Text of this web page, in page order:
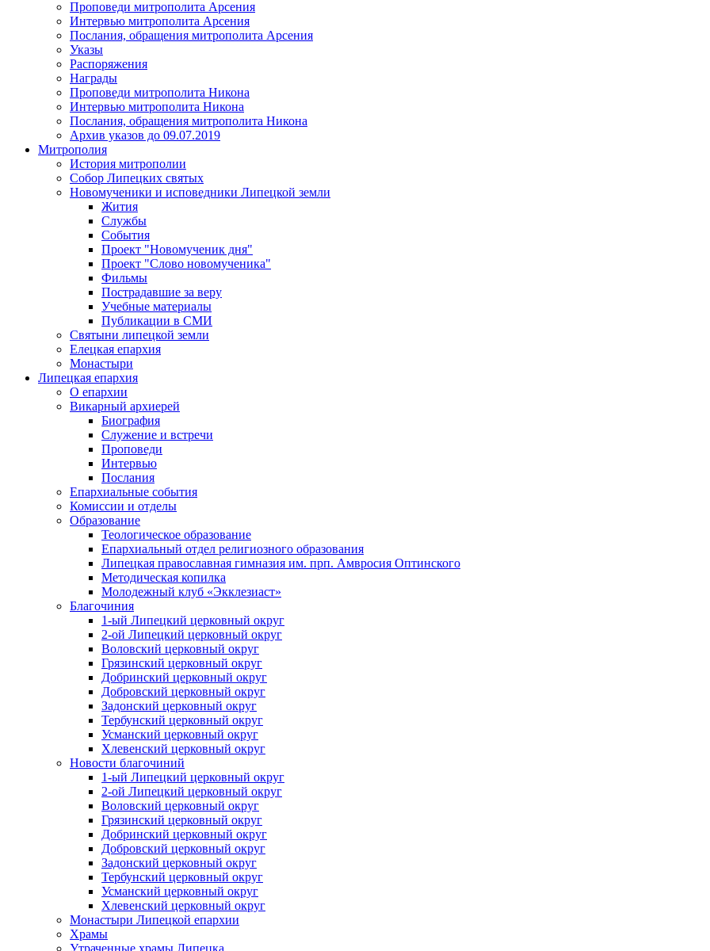
Проповеди митрополита Арсения
Интервью митрополита Арсения
Послания, обращения митрополита Арсения
Указы
Распоряжения
Награды
Проповеди митрополита Никона
Интервью митрополита Никона
Послания, обращения митрополита Никона
Архив указов до 09.07.2019
Митрополия
История митрополии
Собор Липецких святых
Новомученики и исповедники Липецкой земли
Жития
Службы
События
Проект "Новомученик дня"
Проект "Слово новомученика"
Фильмы
Пострадавшие за веру
Учебные материалы
Публикации в СМИ
Святыни липецкой земли
Елецкая епархия
Монастыри
Липецкая епархия
О епархии
Викарный архиерей
Биография
Служение и встречи
Проповеди
Интервью
Послания
Епархиальные события
Комиссии и отделы
Образование
Теологическое образование
Епархиальный отдел религиозного образования
Липецкая православная гимназия им. прп. Амвросия Оптинского
Методическая копилка
Молодежный клуб «Экклезиаст»
Благочиния
1-ый Липецкий церковный округ
2-ой Липецкий церковный округ
Воловский церковный округ
Грязинский церковный округ
Добринский церковный округ
Добровский церковный округ
Задонский церковный округ
Тербунский церковный округ
Усманский церковный округ
Хлевенский церковный округ
Новости благочиний
1-ый Липецкий церковный округ
2-ой Липецкий церковный округ
Воловский церковный округ
Грязинский церковный округ
Добринский церковный округ
Добровский церковный округ
Задонский церковный округ
Тербунский церковный округ
Усманский церковный округ
Хлевенский церковный округ
Монастыри Липецкой епархии
Храмы
Утраченные храмы Липецка